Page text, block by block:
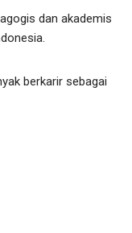
dan akademis
berkarir sebagai